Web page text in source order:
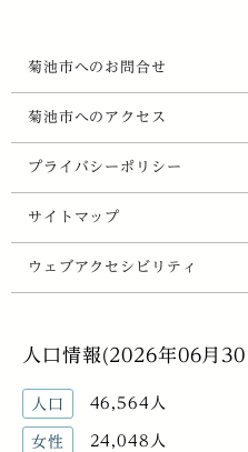
菊池市へのお問合せ
菊池市へのアクセス
プライバシーポリシー
サイトマップ
ウェブアクセシビリティ
人口情報(2026年06月
人口 46,564人
女性 24,048人